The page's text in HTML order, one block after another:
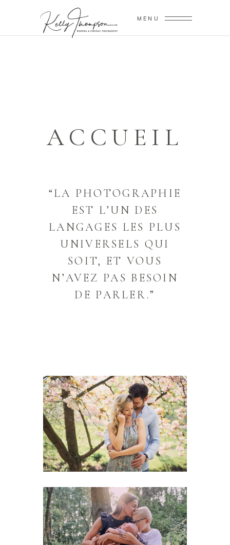
MENU
ACCUEIL
“LA PHOTOGRAPHIE
EST L’UN DES
LANGAGES LES PLUS
UNIVERSELS QUI
SOIT, ET VOUS
N’AVEZ PAS BESOIN
DE PARLER.”
COUPLES
FAMILLES